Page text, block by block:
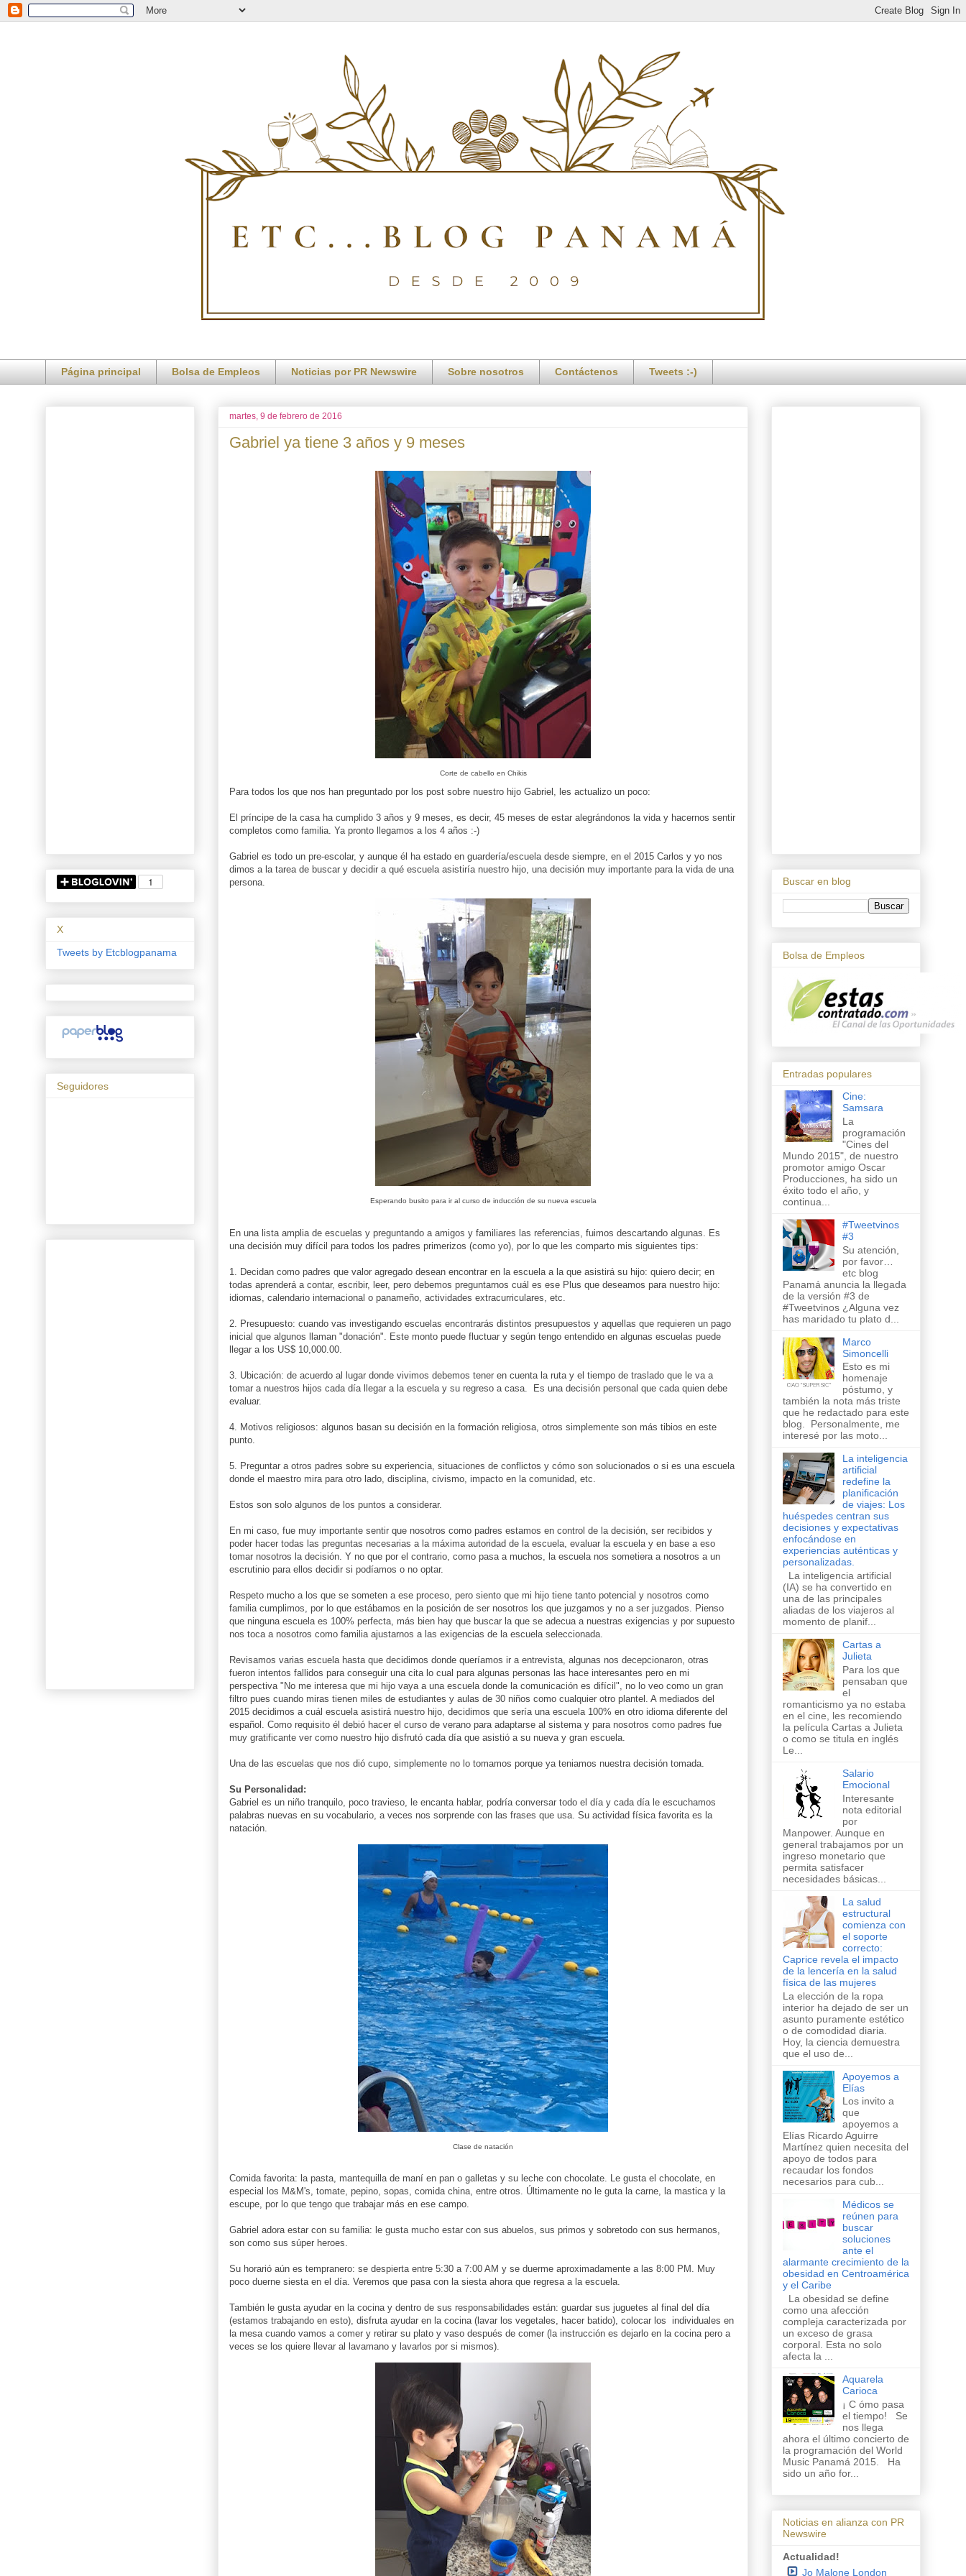
Página principal Bolsa de Empleos Noticias por PR Newswire Sobre nosotros Contáctenos Tweets :-)
martes, 9 de febrero de 2016
Gabriel ya tiene 3 años y 9 meses
Corte de cabello en Chikis
Para todos los que nos han preguntado por los post sobre nuestro hijo Gabriel, les actualizo un poco:
El príncipe de la casa ha cumplido 3 años y 9 meses, es decir, 45 meses de estar alegrándonos la vida y hacernos sentir
completos como familia. Ya pronto llegamos a los 4 años :-)
Gabriel es todo un pre-escolar, y aunque él ha estado en guardería/escuela desde siempre, en el 2015 Carlos y yo nos
dimos a la tarea de buscar y decidir a qué escuela asistiría nuestro hijo, una decisión muy importante para la vida de una
persona.
Esperando busito para ir al curso de inducción de su nueva escuela
En una lista amplia de escuelas y preguntando a amigos y familiares las referencias, fuimos descartando algunas. Es
una decisión muy difícil para todos los padres primerizos (como yo), por lo que les comparto mis siguientes tips:
1. Decidan como padres que valor agregado desean encontrar en la escuela a la que asistirá su hijo: quiero decir; en
todas aprenderá a contar, escribir, leer, pero debemos preguntarnos cuál es ese Plus que deseamos para nuestro hijo:
idiomas, calendario internacional o panameño, actividades extracurriculares, etc.
2. Presupuesto: cuando vas investigando escuelas encontrarás distintos presupuestos y aquellas que requieren un pago
inicial que algunos llaman "donación". Este monto puede fluctuar y según tengo entendido en algunas escuelas puede
llegar a los US$ 10,000.00.
3. Ubicación: de acuerdo al lugar donde vivimos debemos tener en cuenta la ruta y el tiempo de traslado que le va a
tomar a nuestros hijos cada día llegar a la escuela y su regreso a casa. Es una decisión personal que cada quien debe
evaluar.
4. Motivos religiosos: algunos basan su decisión en la formación religiosa, otros simplemente son más tibios en este
punto.
5. Preguntar a otros padres sobre su experiencia, situaciones de conflictos y cómo son solucionados o si es una escuela
donde el maestro mira para otro lado, disciplina, civismo, impacto en la comunidad, etc.
Estos son solo algunos de los puntos a considerar.
En mi caso, fue muy importante sentir que nosotros como padres estamos en control de la decisión, ser recibidos y
poder hacer todas las preguntas necesarias a la máxima autoridad de la escuela, evaluar la escuela y en base a eso
tomar nosotros la decisión. Y no que por el contrario, como pasa a muchos, la escuela nos sometiera a nosotros a un
escrutinio para ellos decidir si podíamos o no optar.
Respeto mucho a los que se someten a ese proceso, pero siento que mi hijo tiene tanto potencial y nosotros como
familia cumplimos, por lo que estábamos en la posición de ser nosotros los que juzgamos y no a ser juzgados. Pienso
que ninguna escuela es 100% perfecta, más bien hay que buscar la que se adecua a nuestras exigencias y por supuesto
nos toca a nosotros como familia ajustarnos a las exigencias de la escuela seleccionada.
Revisamos varias escuela hasta que decidimos donde queríamos ir a entrevista, algunas nos decepcionaron, otras
fueron intentos fallidos para conseguir una cita lo cual para algunas personas las hace interesantes pero en mi
perspectiva "No me interesa que mi hijo vaya a una escuela donde la comunicación es difícil", no lo veo como un gran
filtro pues cuando miras tienen miles de estudiantes y aulas de 30 niños como cualquier otro plantel. A mediados del
2015 decidimos a cuál escuela asistirá nuestro hijo, decidimos que sería una escuela 100% en otro idioma diferente del
español. Como requisito él debió hacer el curso de verano para adaptarse al sistema y para nosotros como padres fue
muy gratificante ver como nuestro hijo disfrutó cada día que asistió a su nueva y gran escuela.
Una de las escuelas que nos dió cupo, simplemente no lo tomamos porque ya teniamos nuestra decisión tomada.
Su Personalidad:
Gabriel es un niño tranquilo, poco travieso, le encanta hablar, podría conversar todo el día y cada día le escuchamos
palabras nuevas en su vocabulario, a veces nos sorprende con las frases que usa. Su actividad física favorita es la
natación.
Clase de natación
Comida favorita: la pasta, mantequilla de maní en pan o galletas y su leche con chocolate. Le gusta el chocolate, en
especial los M&M's, tomate, pepino, sopas, comida china, entre otros. Últimamente no le guta la carne, la mastica y la
escupe, por lo que tengo que trabajar más en ese campo.
Gabriel adora estar con su familia: le gusta mucho estar con sus abuelos, sus primos y sobretodo con sus hermanos,
son como sus súper heroes.
Su horarió aún es tempranero: se despierta entre 5:30 a 7:00 AM y se duerme aproximadamente a las 8:00 PM. Muy
poco duerne siesta en el día. Veremos que pasa con la siesta ahora que regresa a la escuela.
También le gusta ayudar en la cocina y dentro de sus responsabilidades están: guardar sus juguetes al final del día
(estamos trabajando en esto), disfruta ayudar en la cocina (lavar los vegetales, hacer batido), colocar los individuales en
la mesa cuando vamos a comer y retirar su plato y vaso después de comer (la instrucción es dejarlo en la cocina pero a
veces se los quiere llevar al lavamano y lavarlos por si mismos).
X
Tweets by Etcblogpanama
Seguidores
Buscar en blog
Bolsa de Empleos
Entradas populares
Cine:
Samsara
La
programación
"Cines del
Mundo 2015", de nuestro
promotor amigo Oscar
Producciones, ha sido un
éxito todo el año, y
continua...
#Tweetvinos
#3
Su atención,
por favor…
etc blog
Panamá anuncia la llegada
de la versión #3 de
#Tweetvinos ¿Alguna vez
has maridado tu plato d...
Marco
Simoncelli
Esto es mi
homenaje
póstumo, y
también la nota más triste
que he redactado para este
blog. Personalmente, me
interesé por las moto...
La inteligencia
artificial
redefine la
planificación
de viajes: Los
huéspedes centran sus
decisiones y expectativas
enfocándose en
experiencias auténticas y
personalizadas.
La inteligencia artificial
(IA) se ha convertido en
una de las principales
aliadas de los viajeros al
momento de planif...
Cartas a
Julieta
Para los que
pensaban que
el
romanticismo ya no estaba
en el cine, les recomiendo
la película Cartas a Julieta
o como se titula en inglés
Le...
Salario
Emocional
Interesante
nota editorial
por
Manpower. Aunque en
general trabajamos por un
ingreso monetario que
permita satisfacer
necesidades básicas...
La salud
estructural
comienza con
el soporte
correcto:
Caprice revela el impacto
de la lencería en la salud
física de las mujeres
La elección de la ropa
interior ha dejado de ser un
asunto puramente estético
o de comodidad diaria.
Hoy, la ciencia demuestra
que el uso de...
Apoyemos a
Elías
Los invito a
que
apoyemos a
Elías Ricardo Aguirre
Martínez quien necesita del
apoyo de todos para
recaudar los fondos
necesarios para cub...
Médicos se
reúnen para
buscar
soluciones
ante el
alarmante crecimiento de la
obesidad en Centroamérica
y el Caribe
La obesidad se define
como una afección
compleja caracterizada por
un exceso de grasa
corporal. Esta no solo
afecta la ...
Aquarela
Carioca
¡ C ómo pasa
el tiempo! Se
nos llega
ahora el último concierto de
la programación del World
Music Panamá 2015. Ha
sido un año for...
Noticias en alianza con PR
Newswire
Actualidad!
Jo Malone London